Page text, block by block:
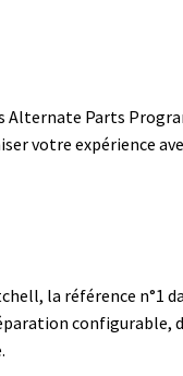
Alternate Parts
votre expérience
la référence n°1
configurable,